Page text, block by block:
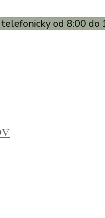
od 8:00 do